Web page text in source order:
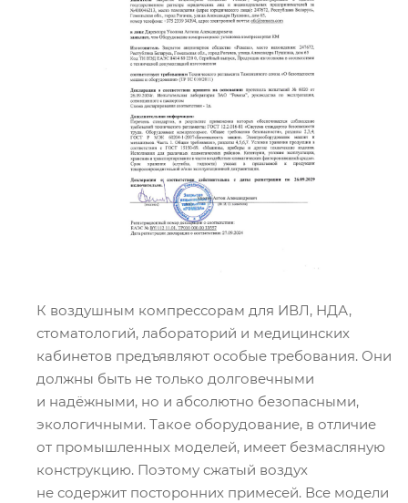
К воздушным компрессорам для ИВЛ, НДА,
стоматологий, лабораторий и медицинских
кабинетов предъявляют особые требования. Они
должны быть не только долговечными
и надёжными, но и абсолютно безопасными,
экологичными. Такое оборудование, в отличие
от промышленных моделей, имеет безмасляную
конструкцию. Поэтому сжатый воздух
не содержит посторонних примесей. Все модели